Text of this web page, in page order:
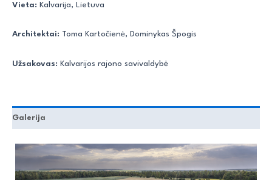
Vieta: Kalvarija, Lietuva
Architektai: Toma Kartočienė, Dominykas Špogis
Užsakovas: Kalvarijos rajono savivaldybė
Galerija